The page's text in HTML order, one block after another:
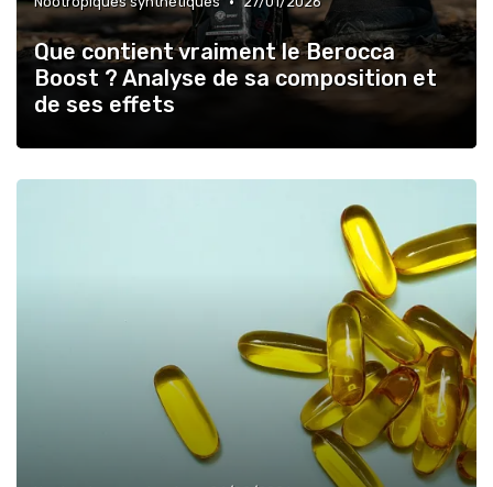
Que contient vraiment le Berocca
Boost ? Analyse de sa composition et
de ses effets